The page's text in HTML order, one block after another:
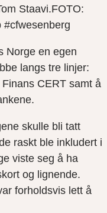
Staavi.FOTO:
#cfwesenberg
Norge en egen
langs tre linjer:
CERT samt å
skulle bli tatt
raskt ble inkludert i
viste seg å ha
og lignende.
forholdsvis lett å